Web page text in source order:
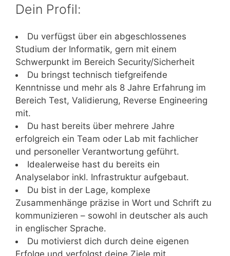
Dein Profil:
Du verfügst über ein abgeschlossenes
Studium der Informatik, gern mit einem
Schwerpunkt im Bereich Security/Sicherheit
Du bringst technisch tiefgreifende
Kenntnisse und mehr als 8 Jahre Erfahrung im
Bereich Test, Validierung, Reverse Engineering
mit.
Du hast bereits über mehrere Jahre
erfolgreich ein Team oder Lab mit fachlicher
und personeller Verantwortung geführt.
Idealerweise hast du bereits ein
Analyselabor inkl. Infrastruktur aufgebaut.
Du bist in der Lage, komplexe
Zusammenhänge präzise in Wort und Schrift zu
kommunizieren – sowohl in deutscher als auch
in englischer Sprache.
Du motivierst dich durch deine eigenen
Erfolge und verfolgst deine Ziele mit